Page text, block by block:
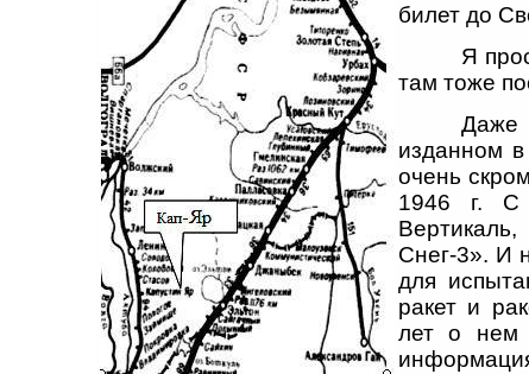
билет до
Я
там тоже
Даже
изданном
очень
1946 г. С
Снег-3». И
для
ракет и
лет о нем